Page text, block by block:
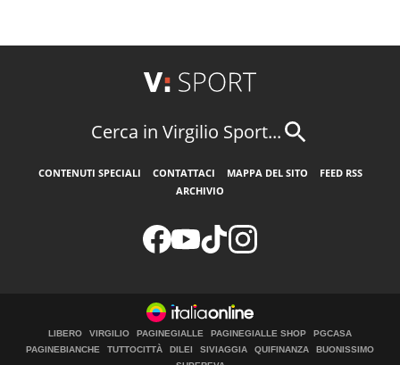
Cerca in Virgilio Sport...
CONTENUTI SPECIALI CONTATTACI MAPPA DEL SITO
FEED RSS
ARCHIVIO
LIBERO VIRGILIO PAGINEGIALLE PAGINEGIALLE SHOP
PGCASA
PAGINEBIANCHE
TUTTOCITTÀ DILEI SIVIAGGIA QUIFINANZA
BUONISSIMO